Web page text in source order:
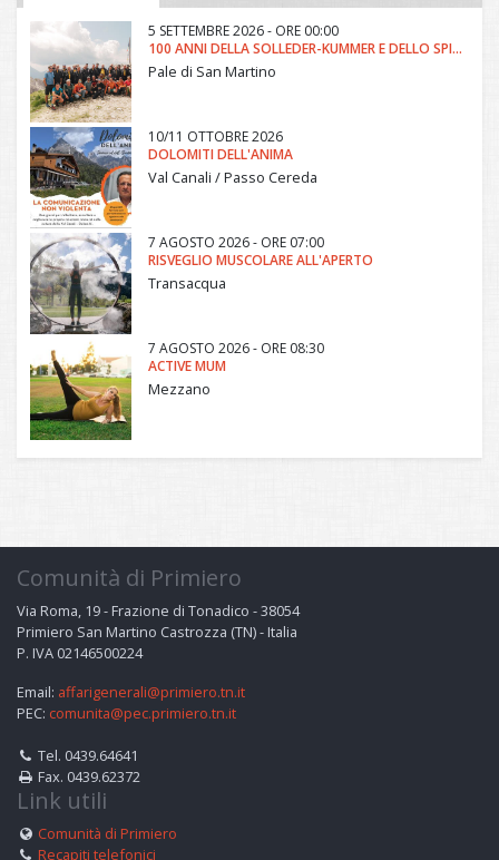
5 SETTEMBRE 2026 - ORE 00:00
100 ANNI DELLA SOLLEDER-KUMMER E DELLO SPIGOLO KAHN
Pale di San Martino
10/11 OTTOBRE 2026
DOLOMITI DELL'ANIMA
Val Canali / Passo Cereda
7 AGOSTO 2026 - ORE 07:00
RISVEGLIO MUSCOLARE ALL'APERTO
Transacqua
7 AGOSTO 2026 - ORE 08:30
ACTIVE MUM
Mezzano
Comunità di Primiero
Via Roma, 19 - Frazione di Tonadico - 38054
Primiero San Martino Castrozza (TN) - Italia
P. IVA 02146500224
Email: affarigenerali@primiero.tn.it
PEC: comunita@pec.primiero.tn.it
Tel. 0439.64641
Fax. 0439.62372
Link utili
Comunità di Primiero
Recapiti telefonici